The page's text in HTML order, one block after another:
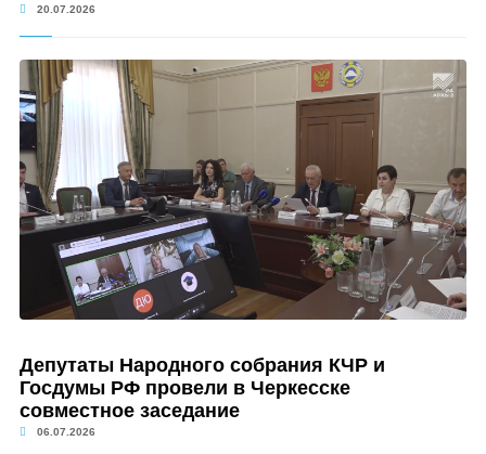
20.07.2026
Депутаты Народного собрания КЧР и
Госдумы РФ провели в Черкесске
совместное заседание
06.07.2026